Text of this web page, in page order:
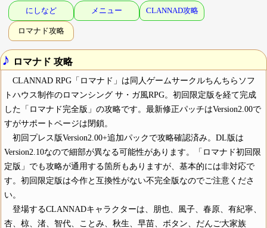
にしなど メニュー CLANNAD攻略
ロマナド攻略
♪ ロマナド 攻略
CLANNAD RPG「ロマナド」は同人ゲームサークルちんちらソフ
トハウス制作のロマンシング サ・ガ風RPG。初回限定版を経て完成
した「ロマナド完全版」の攻略です。最新修正パッチはVersion2.00で
すがサポートページは閉鎖。
初回プレス版Version2.00+追加パックで攻略確認済み。DL版は
Version2.10なので細部が異なる可能性があります。「ロマナド初回限
定版」でも攻略が通用する箇所もありますが、基本的には非対応で
す。初回限定版は今作と互換性がない不完全版なのでご注意くださ
い。
登場するCLANNADキャラクターは、朋也、風子、春原、有紀寧、
杏、椋、渚、智代、ことみ、秋生、早苗、ボタン、だんご大家族